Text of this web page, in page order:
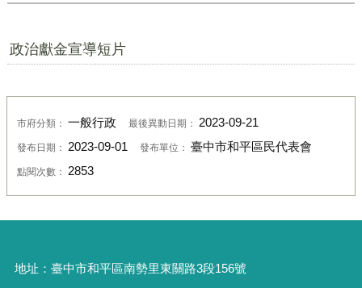
政治獻金宣導短片
市府分類： 一般行政 最後異動日期： 2023-09-21
發布日期： 2023-09-01 發布單位： 臺中市和平區民代表會
點閱次數： 2853
地址： 臺中市和平區南勢里東關路3段156號